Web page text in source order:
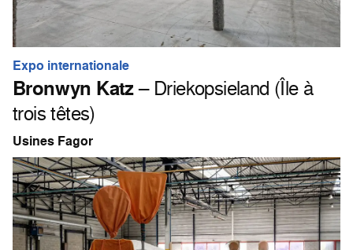
Expo internationale
Bronwyn Katz– Driekopsieland (Île à
trois têtes)
Usines Fagor